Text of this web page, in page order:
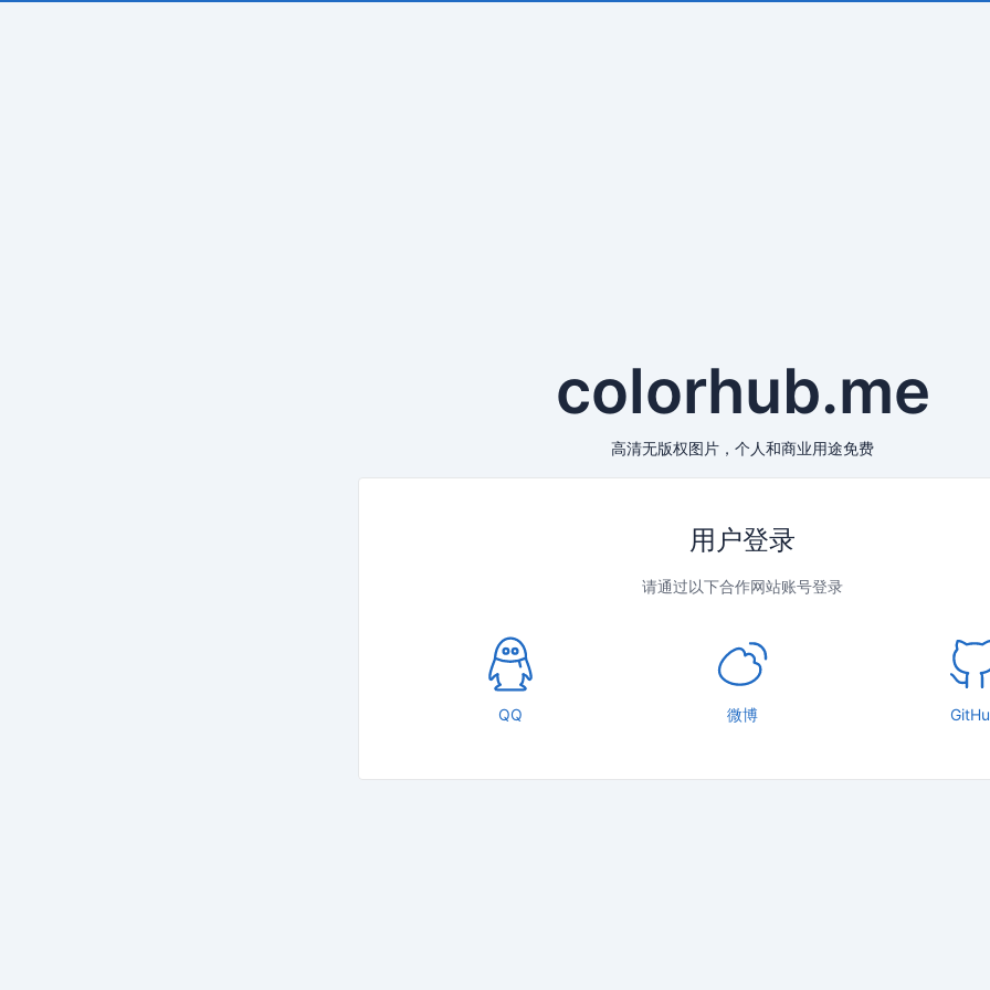
colorhub.me
高清无版权图片，个人和商业用途免费
用户登录
请通过以下合作网站账号登录
QQ 微博